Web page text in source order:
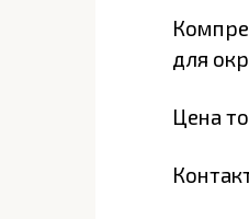
для
Цена